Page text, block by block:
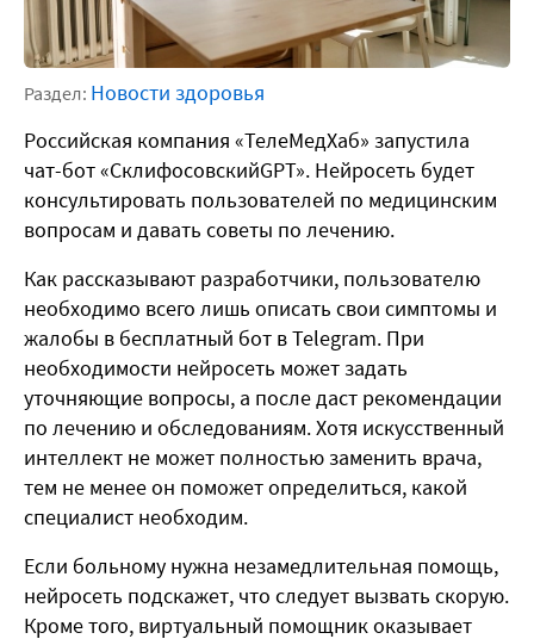
Раздел: Новости здоровья
Российская компания «ТелеМедХаб» запустила
чат-бот «СклифосовскийGPT». Нейросеть будет
консультировать пользователей по медицинским
вопросам и давать советы по лечению.
Как рассказывают разработчики, пользователю
необходимо всего лишь описать свои симптомы и
жалобы в бесплатный бот в Telegram. При
необходимости нейросеть может задать
уточняющие вопросы, а после даст рекомендации
по лечению и обследованиям. Хотя искусственный
интеллект не может полностью заменить врача,
тем не менее он поможет определиться, какой
специалист необходим.
Если больному нужна незамедлительная помощь,
нейросеть подскажет, что следует вызвать скорую.
Кроме того, виртуальный помощник оказывает